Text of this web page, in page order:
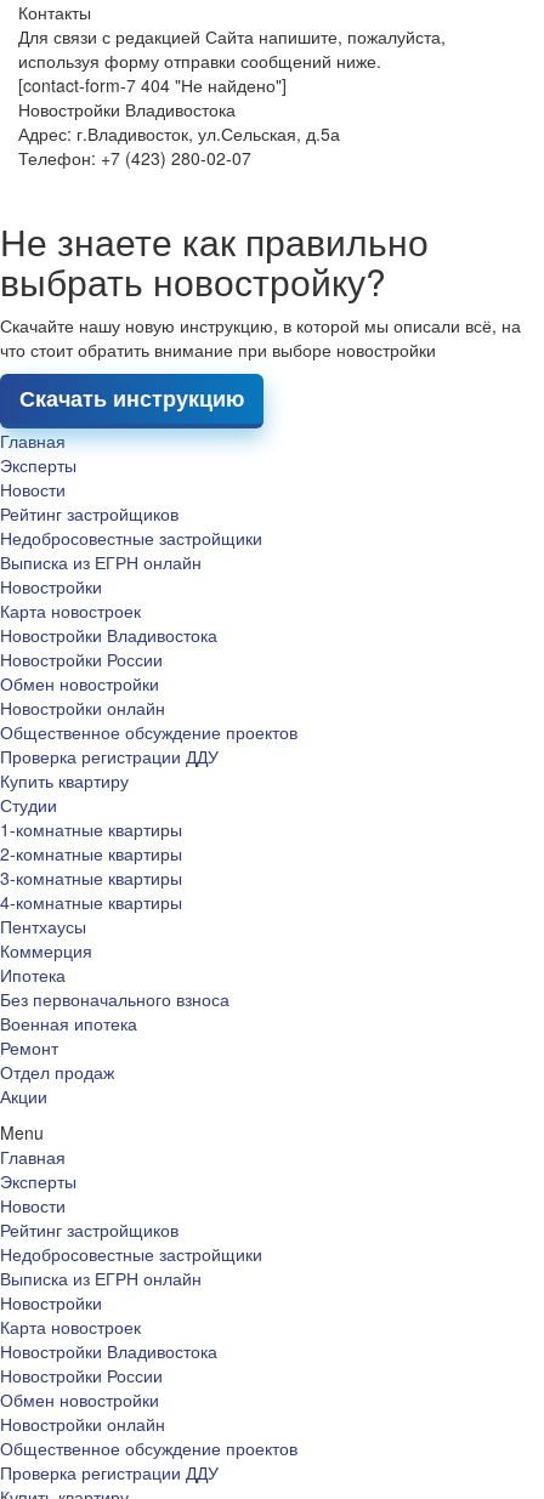
Контакты
Для связи с редакцией Сайта напишите, пожалуйста,
используя форму отправки сообщений ниже.
[contact-form-7 404 "Не найдено"]
Новостройки Владивостока
Адрес: г.Владивосток, ул.Сельская, д.5а
Телефон: +7 (423) 280-02-07
Не знаете как правильно
выбрать новостройку?
Скачайте нашу новую инструкцию, в которой мы описали всё, на
что стоит обратить внимание при выборе новостройки
Скачать инструкцию
Главная
Эксперты
Новости
Рейтинг застройщиков
Недобросовестные застройщики
Выписка из ЕГРН онлайн
Новостройки
Карта новостроек
Новостройки Владивостока
Новостройки России
Обмен новостройки
Новостройки онлайн
Общественное обсуждение проектов
Проверка регистрации ДДУ
Купить квартиру
Студии
1-комнатные квартиры
2-комнатные квартиры
3-комнатные квартиры
4-комнатные квартиры
Пентхаусы
Коммерция
Ипотека
Без первоначального взноса
Военная ипотека
Ремонт
Отдел продаж
Акции
Menu
Главная
Эксперты
Новости
Рейтинг застройщиков
Недобросовестные застройщики
Выписка из ЕГРН онлайн
Новостройки
Карта новостроек
Новостройки Владивостока
Новостройки России
Обмен новостройки
Новостройки онлайн
Общественное обсуждение проектов
Проверка регистрации ДДУ